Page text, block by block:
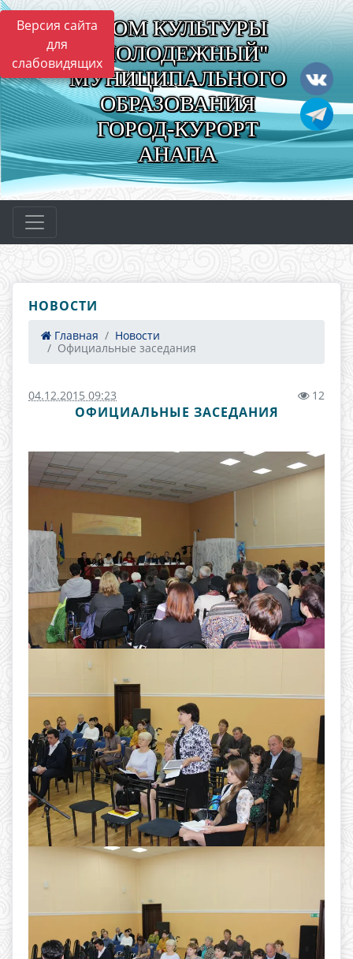
Версия сайта
для
слабовидящих
"ДОМ КУЛЬТУРЫ
"МОЛОДЕЖНЫЙ"
МУНИЦИПАЛЬНОГО
ОБРАЗОВАНИЯ
ГОРОД-КУРОРТ
АНАПА
НОВОСТИ
Главная
Новости
Официальные заседания
04.12.2015 09:23 12
ОФИЦИАЛЬНЫЕ ЗАСЕДАНИЯ